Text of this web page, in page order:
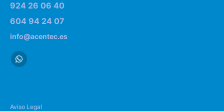
924 26 06 40
604 94 24 07
info@acentec.es
Aviso Legal